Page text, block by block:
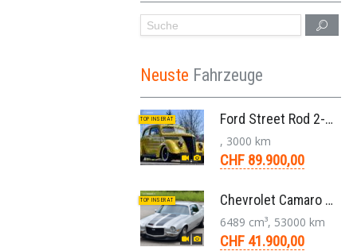
Neuste Fahrzeuge
TOP INSERAT Ford Street Rod 2-Door V8 Aut. 1937
, 3000 km
CHF 89.900,00
TOP INSERAT Chevrolet Camaro SS 396 LS3 Coupe Aut. 1971
6489 cm³, 53000 km
CHF 41.900,00